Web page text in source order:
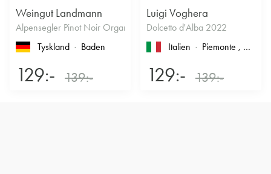
Weingut Landmann
Alpensegler Pinot Noir Organic 2022
Tyskland
Baden
129:- 139:-
Luigi Voghera
Dolcetto d'Alba 2022
Italien
Piemonte , Dolcetto d'Alba
129:- 139:-